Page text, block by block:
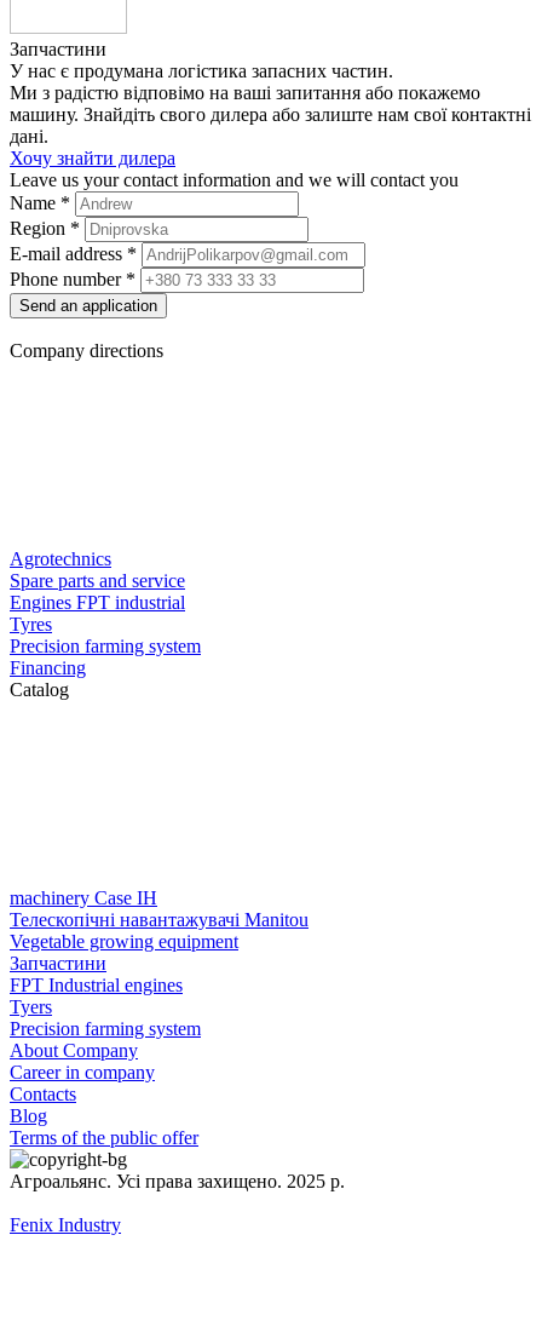
Запчастини
У нас є продумана логістика запасних частин.
Ми з радістю відповімо на ваші запитання або покажемо
машину. Знайдіть свого дилера або залиште нам свої контактні
дані.
Хочу знайти дилера
Leave us your contact information and we will contact you
Name *
Region *
E-mail address *
Phone number *
Send an application
Company directions
Agrotechnics
Spare parts and service
Engines FPT industrial
Tyres
Precision farming system
Financing
Catalog
machinery Case IH
Телескопічні навантажувачі Manitou
Vegetable growing equipment
Запчастини
FPT Industrial engines
Tyers
Precision farming system
About Company
Career in company
Contacts
Blog
Terms of the public offer
Агроальянс. Усі права захищено. 2025 р.
Fenix Industry